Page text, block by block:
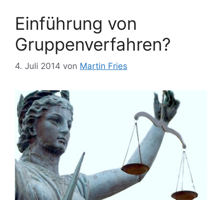
Einführung von
Gruppenverfahren?
4. Juli 2014 von Martin Fries